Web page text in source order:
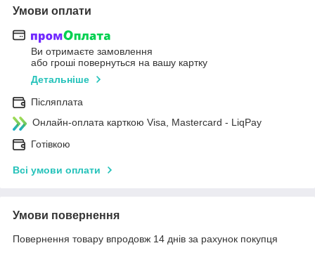
Умови оплати
Ви отримаєте замовлення
або гроші повернуться на вашу картку
Детальніше
Післяплата
Онлайн-оплата карткою Visa, Mastercard - LiqPay
Готівкою
Всі умови оплати
Умови повернення
Повернення товару впродовж 14 днів за рахунок покупця